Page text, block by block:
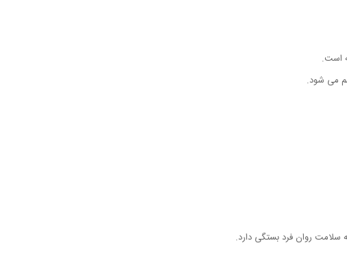
است.
می شود.
سلامت روان فرد بستگی دارد.